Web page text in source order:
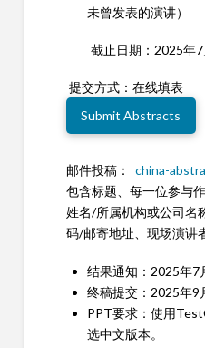
未曾发表的演讲）
截止日期：2025年7
提交方式：在线填表
Submit Abstracts
邮件投稿： china-
包含标题、每一位参与
姓名/所属机构或公司名
码/邮寄地址、现场演讲
结果通知：2025年7
终稿提交：2025年9
PPT要求：使用
选中文版本。